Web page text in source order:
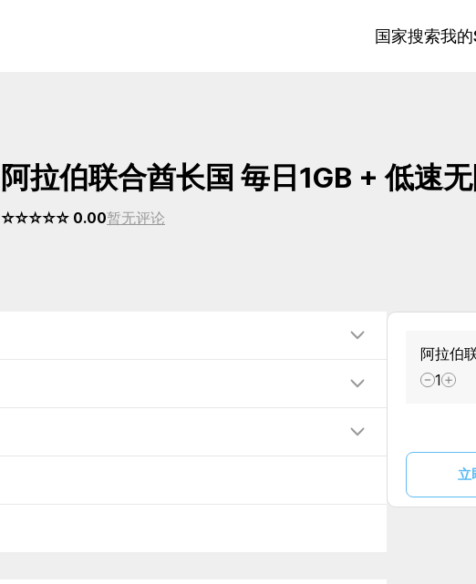
国家搜索我的
阿拉伯联合酋长国 毎日1GB + 低速
☆☆☆☆☆ 0.00暂无评论
阿拉伯
1
立